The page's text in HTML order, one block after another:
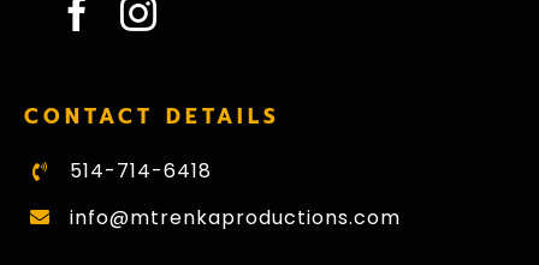
CONTACT DETAILS
514-714-6418
info@mtrenkaproductions.com